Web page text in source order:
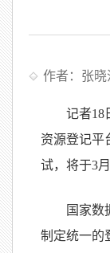
作者：张晓
记者18
资源登记平
试，将于3
国家数
制定统一的